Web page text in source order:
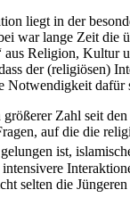
liegt in der
war lange Zeit
Religion,
der (religiösen)
Notwendigkeit
Zahl seit
auf die die
ist,
selten die